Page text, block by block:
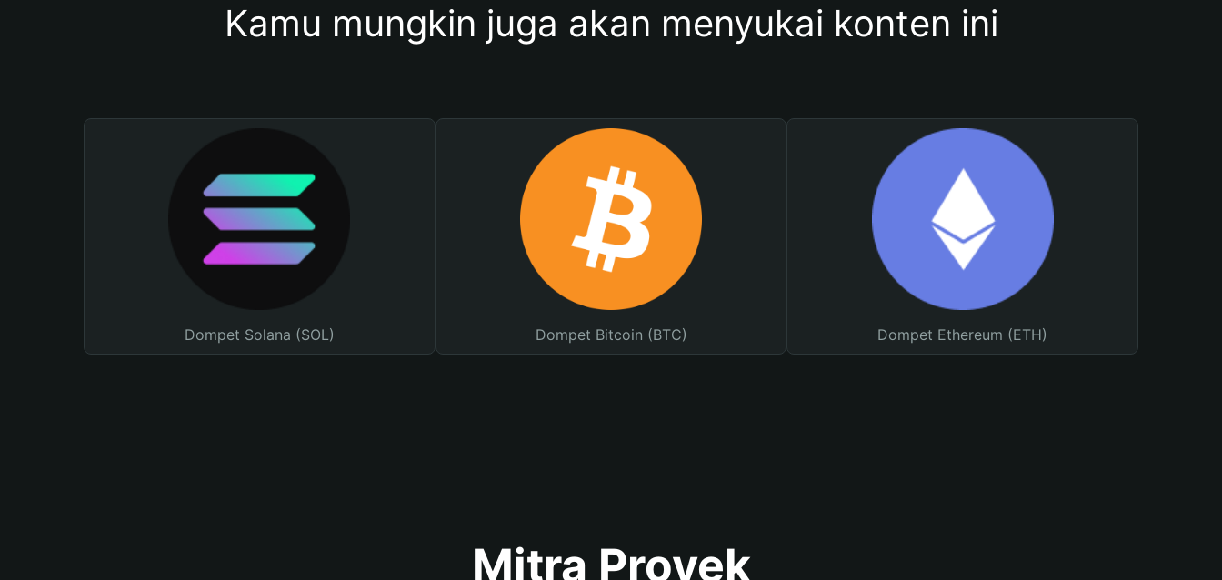
Kamu mungkin juga akan menyukai konten ini
Dompet Solana (SOL) Dompet Bitcoin (BTC) Dompet Ethereum (ETH)
Mitra Proyek